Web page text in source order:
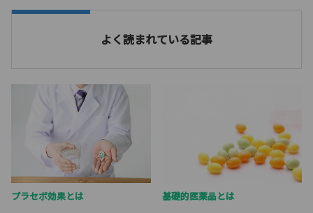
よく読まれている記事
プラセボ効果とは 基礎的医薬品とは